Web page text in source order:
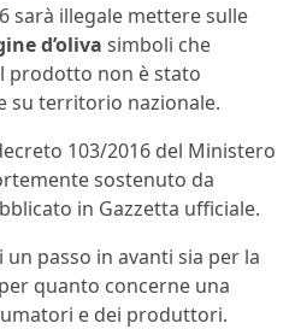
sarà illegale mettere sulle
d’oliva simboli che
prodotto non è stato
su territorio nazionale.
103/2016 del Ministero
sostenuto da
in Gazzetta ufficiale.
passo in avanti sia per la
quanto concerne una
e dei produttori.